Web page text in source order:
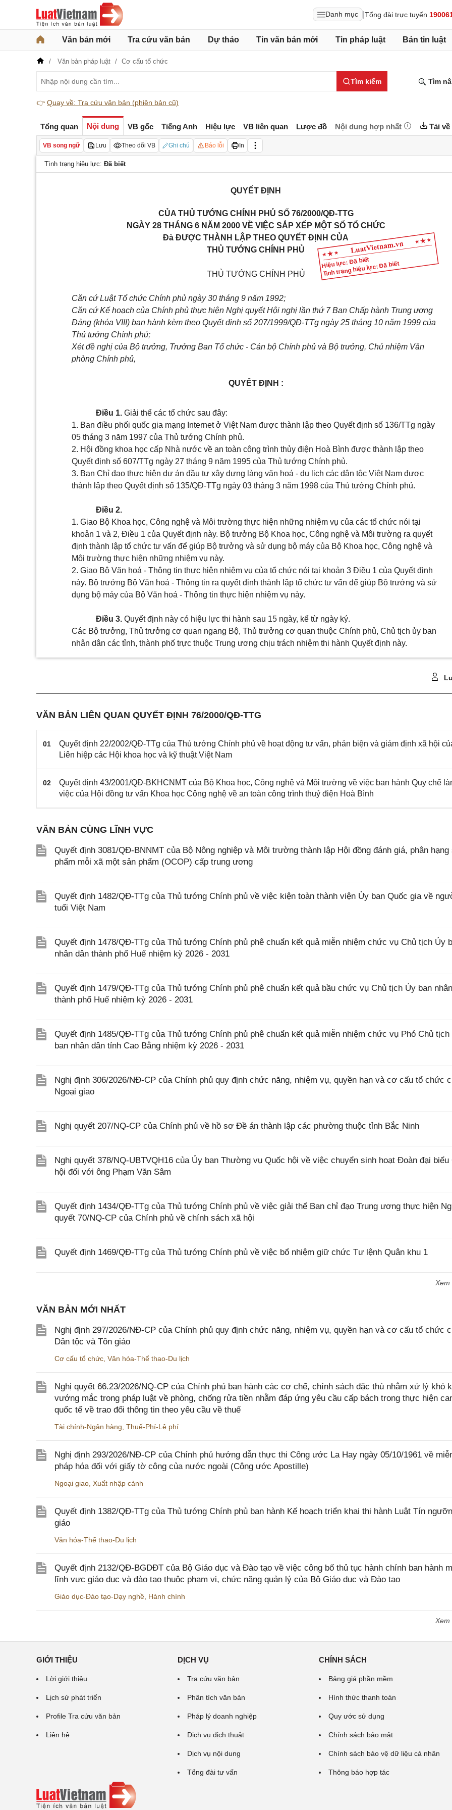
Danh mục Tổng đài trực tuyến
Văn bản mới Tra cứu văn bản Dự thảo Tin văn bản mới Tin pháp luật Bản tin luật
Văn bản pháp luật Cơ cấu tổ chức
Tìm kiếm Tìm
👉 Quay về: Tra cứu văn bản (phiên bản cũ)
Tổng quan Nội dung VB gốc Tiếng Anh Hiệu lực VB liên quan Lược đồ Nội dung hợp nhất Tải về
VB song ngữ Lưu Theo dõi VB Ghi chú Báo lỗi In
Tình trạng hiệu lực: Đã biết
Hiệu lực: Đã biết
Tình trạng hiệu lực: Đã biết
QUYẾT ĐỊNH
CỦA THỦ TƯỚNG CHÍNH PHỦ SỐ 76/2000/QĐ-TTG
NGÀY 28 THÁNG 6 NĂM 2000 VỀ VIỆC SẮP XẾP MỘT SỐ TỔ CHỨC
Đà ĐƯỢC THÀNH LẬP THEO QUYẾT ĐỊNH CỦA
THỦ TƯỚNG CHÍNH PHỦ
THỦ TƯỚNG CHÍNH PHỦ
Căn cứ Luật Tổ chức Chính phủ ngày 30 tháng 9 năm 1992;
Căn cứ Kế hoạch của Chính phủ thực hiện Nghị quyết Hội nghị lần thứ 7 Ban Chấp hành Trung ương
Đảng (khóa VIII) ban hành kèm theo Quyết định số 207/1999/QĐ-TTg ngày 25 tháng 10 năm 1999 của
Thủ tướng Chính phủ;
Xét đề nghị của Bộ trưởng, Trưởng Ban Tổ chức - Cán bộ Chính phủ và Bộ trưởng, Chủ nhiệm Văn
phòng Chính phủ,
QUYẾT ĐỊNH :
Điều 1. Giải thể các tổ chức sau đây:
1. Ban điều phối quốc gia mạng Internet ở Việt Nam được thành lập theo Quyết định số 136/TTg ngày
05 tháng 3 năm 1997 của Thủ tướng Chính phủ.
2. Hội đồng khoa học cấp Nhà nước về an toàn công trình thủy điện Hoà Bình được thành lập theo
Quyết định số 607/TTg ngày 27 tháng 9 năm 1995 của Thủ tướng Chính phủ.
3. Ban Chỉ đạo thực hiện dự án đầu tư xây dựng làng văn hoá - du lịch các dân tộc Việt Nam được
thành lập theo Quyết định số 135/QĐ-TTg ngày 03 tháng 3 năm 1998 của Thủ tướng Chính phủ.
Điều 2.
1. Giao Bộ Khoa học, Công nghệ và Môi trường thực hiện những nhiệm vụ của các tổ chức nói tại
khoản 1 và 2, Điều 1 của Quyết định này. Bộ trưởng Bộ Khoa học, Công nghệ và Môi trường ra quyết
định thành lập tổ chức tư vấn để giúp Bộ trưởng và sử dụng bộ máy của Bộ Khoa học, Công nghệ và
Môi trường thực hiện những nhiệm vụ này.
2. Giao Bộ Văn hoá - Thông tin thực hiện nhiệm vụ của tổ chức nói tại khoản 3 Điều 1 của Quyết định
này. Bộ trưởng Bộ Văn hoá - Thông tin ra quyết định thành lập tổ chức tư vấn để giúp Bộ trưởng và sử
dụng bộ máy của Bộ Văn hoá - Thông tin thực hiện nhiệm vụ này.
Điều 3. Quyết định này có hiệu lực thi hành sau 15 ngày, kể từ ngày ký.
Các Bộ trưởng, Thủ trưởng cơ quan ngang Bộ, Thủ trưởng cơ quan thuộc Chính phủ, Chủ tịch ủy ban
nhân dân các tỉnh, thành phố trực thuộc Trung ương chịu trách nhiệm thi hành Quyết định này.
VĂN BẢN LIÊN QUAN QUYẾT ĐỊNH 76/2000/QĐ-TTG
01
Quyết định 22/2002/QĐ-TTg của Thủ tướng Chính phủ về hoạt động tư vấn, phản biện và giám định xã hội
Liên hiệp các Hội khoa học và kỹ thuật Việt Nam
02
Quyết định 43/2001/QĐ-BKHCNMT của Bộ Khoa học, Công nghệ và Môi trường về việc ban hành Quy chế
việc của Hội đồng tư vấn Khoa học Công nghệ về an toàn công trình thuỷ điện Hoà Bình
VĂN BẢN CÙNG LĨNH VỰC
Quyết định 3081/QĐ-BNNMT của Bộ Nông nghiệp và Môi trường thành lập Hội đồng đánh giá, phân hạng
phẩm mỗi xã một sản phẩm (OCOP) cấp trung ương
Quyết định 1482/QĐ-TTg của Thủ tướng Chính phủ về việc kiện toàn thành viện Ủy ban Quốc gia về
tuổi Việt Nam
Quyết định 1478/QĐ-TTg của Thủ tướng Chính phủ phê chuẩn kết quả miễn nhiệm chức vụ Chủ tịch Ủy
nhân dân thành phố Huế nhiệm kỳ 2026 - 2031
Quyết định 1479/QĐ-TTg của Thủ tướng Chính phủ phê chuẩn kết quả bầu chức vụ Chủ tịch Ủy ban
thành phố Huế nhiệm kỳ 2026 - 2031
Quyết định 1485/QĐ-TTg của Thủ tướng Chính phủ phê chuẩn kết quả miễn nhiệm chức vụ Phó Chủ tịch
ban nhân dân tỉnh Cao Bằng nhiệm kỳ 2026 - 2031
Nghị định 306/2026/NĐ-CP của Chính phủ quy định chức năng, nhiệm vụ, quyền hạn và cơ cấu tổ chức
Ngoại giao
Nghị quyết 207/NQ-CP của Chính phủ về hồ sơ Đề án thành lập các phường thuộc tỉnh Bắc Ninh
Nghị quyết 378/NQ-UBTVQH16 của Ủy ban Thường vụ Quốc hội về việc chuyển sinh hoạt Đoàn đại biểu
hội đối với ông Phạm Văn Sâm
Quyết định 1434/QĐ-TTg của Thủ tướng Chính phủ về việc giải thể Ban chỉ đạo Trung ương thực hiện
quyết 70/NQ-CP của Chính phủ về chính sách xã hội
Quyết định 1469/QĐ-TTg của Thủ tướng Chính phủ về việc bổ nhiệm giữ chức Tư lệnh Quân khu 1
VĂN BẢN MỚI NHẤT
Nghị định 297/2026/NĐ-CP của Chính phủ quy định chức năng, nhiệm vụ, quyền hạn và cơ cấu tổ chức
Dân tộc và Tôn giáo
Cơ cấu tổ chức Văn hóa-Thể thao-Du lịch
Nghị quyết 66.23/2026/NQ-CP của Chính phủ ban hành các cơ chế, chính sách đặc thù nhằm xử lý khó
vướng mắc trong pháp luật về phòng, chống rửa tiền nhằm đáp ứng yêu cầu cấp bách trong thực hiện
quốc tế về trao đổi thông tin theo yêu cầu về thuế
Tài chính-Ngân hàng Thuế-Phí-Lệ phí
Nghị định 293/2026/NĐ-CP của Chính phủ hướng dẫn thực thi Công ước La Hay ngày 05/10/1961 về
pháp hóa đối với giấy tờ công của nước ngoài (Công ước Apostille)
Ngoại giao Xuất nhập cảnh
Quyết định 1382/QĐ-TTg của Thủ tướng Chính phủ ban hành Kế hoạch triển khai thi hành Luật Tín
giáo
Văn hóa-Thể thao-Du lịch
Quyết định 2132/QĐ-BGDĐT của Bộ Giáo dục và Đào tạo về việc công bố thủ tục hành chính ban hành
lĩnh vực giáo dục và đào tạo thuộc phạm vi, chức năng quản lý của Bộ Giáo dục và Đào tạo
Giáo dục-Đào tạo-Dạy nghề Hành chính
GIỚI THIỆU
Lời giới thiệu
Lịch sử phát triển
Profile Tra cứu văn bản
Liên hệ
DỊCH VỤ
Tra cứu văn bản
Phân tích văn bản
Pháp lý doanh nghiệp
Dịch vụ dịch thuật
Dịch vụ nội dung
Tổng đài tư vấn
CHÍNH SÁCH
Bảng giá phần mềm
Hình thức thanh toán
Quy ước sử dụng
Chính sách bảo mật
Chính sách bảo vệ dữ liệu cá nhân
Thông báo hợp tác